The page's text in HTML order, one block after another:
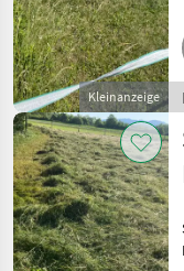
Kleinanzeige